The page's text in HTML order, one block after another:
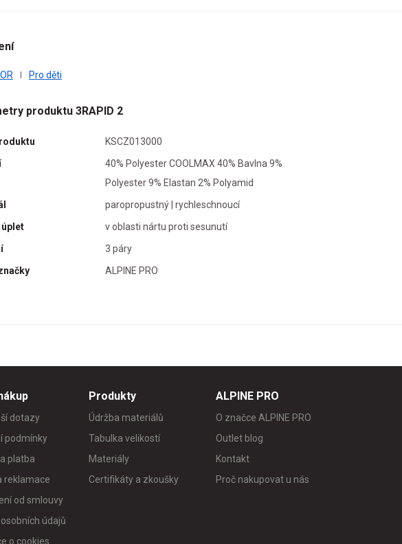
Pro děti
produktu 3RAPID 2
KSCZ013000
40% Polyester COOLMAX 40% Bavlna 9%
Polyester 9% Elastan 2% Polyamid
paropropustný | rychleschnoucí
úplet
v oblasti nártu proti sesunutí
3 páry
ALPINE PRO
dotazy
podmínky
platba
reklamace
od smlouvy
údajů
o cookies
Produkty
Údržba materiálů
Tabulka velikostí
Materiály
Certifikáty a zkoušky
ALPINE PRO
O značce ALPINE PRO
Outlet blog
Kontakt
Proč nakupovat u nás